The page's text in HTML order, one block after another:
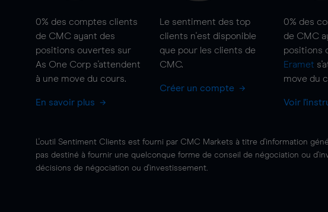
0% des comptes clients
de CMC ayant des
positions ouvertes sur
As One Corp s'attendent
à une move du cours.
En savoir plus
Le sentiment des top
clients n'est disponible
que pour les clients de
CMC.
Créer un compte
0% des
de CMC
positions
Eramet
move du
Voir
L'outil Sentiment Clients est fourni par CMC Markets à titre d'information
pas destiné à fournir une quelconque forme de conseil de négociation ou
décisions de négociation ou d'investissement.